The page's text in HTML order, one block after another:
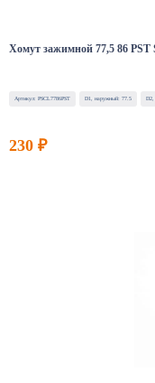
Хомут зажимной 77,5 86 PST
Артикул: PSCL7786PST D1, наружный: 77.5 D2,
230 ₽